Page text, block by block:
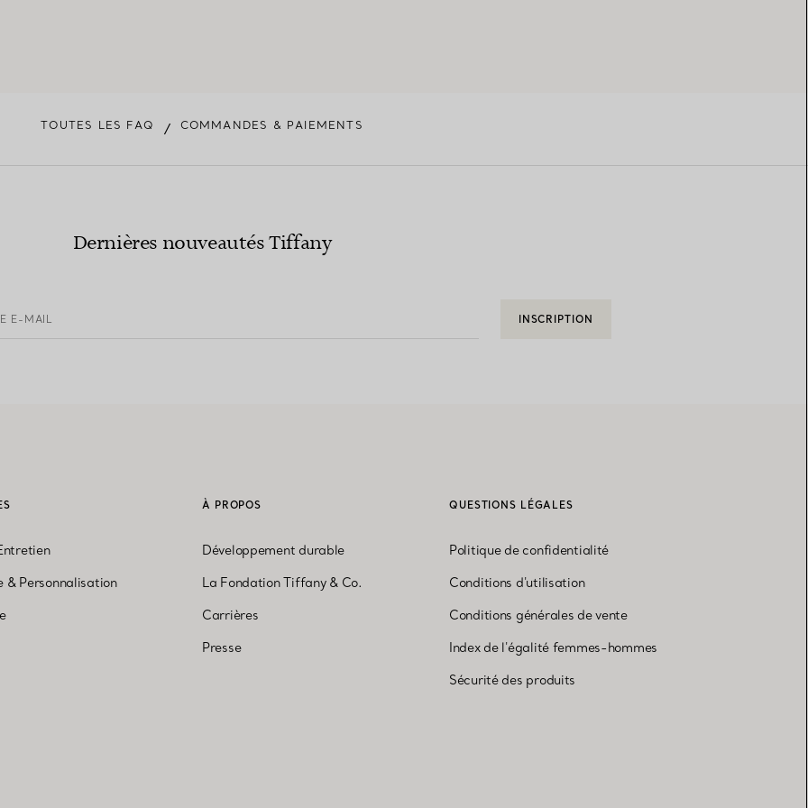
TOUTES LES FAQ / COMMANDES & PAIEMENTS
Dernières nouveautés Tiffany
E-MAIL INSCRIPTION
& Personnalisation
À PROPOS
Développement durable
La Fondation Tiffany & Co.
Carrières
Presse
QUESTIONS LÉGALES
Politique de confidentialité
Conditions d'utilisation
Conditions générales de vente
Index de l'égalité femmes-hommes
Sécurité des produits